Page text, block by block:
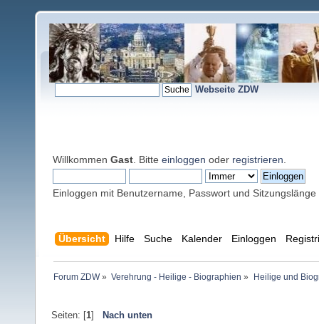
Webseite ZDW
Willkommen Gast . Bitte einloggen oder registrieren
Einloggen mit Benutzername, Passwort und Sitzungslänge
Übersicht Hilfe Suche Kalender Einloggen
Forum ZDW» Verehrung - Heilige - Biographien » Heilige und
Seiten: [1] Nach unten